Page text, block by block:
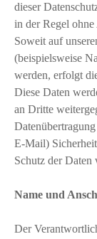
dieser
in der Regel
Soweit auf
(beispielsweise
werden, erfolgt
Diese Daten
an Dritte
E-Mail)
Schutz der
Name und
Der